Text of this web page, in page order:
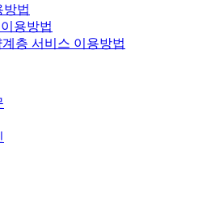
방법
용방법
층 서비스 이용방법